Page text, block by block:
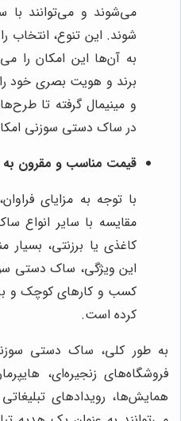
می‌شوند و می‌توانند با
شوند. این تنوع، انتخاب
به آن‌ها این امکان را
برند و هویت بصری خود
و مینیمال گرفته تا
در ساک دستی سوزنی
قیمت مناسب و مقرون
با توجه به مزایای
مقایسه با سایر انواع
کاغذی یا برزنتی،
این ویژگی، ساک دستی
کسب و کارهای کوچک و
کرده است.
به طور کلی، ساک دستی
فروشگاه‌های زنجیره‌ای،
همایش‌ها، رویدادهای